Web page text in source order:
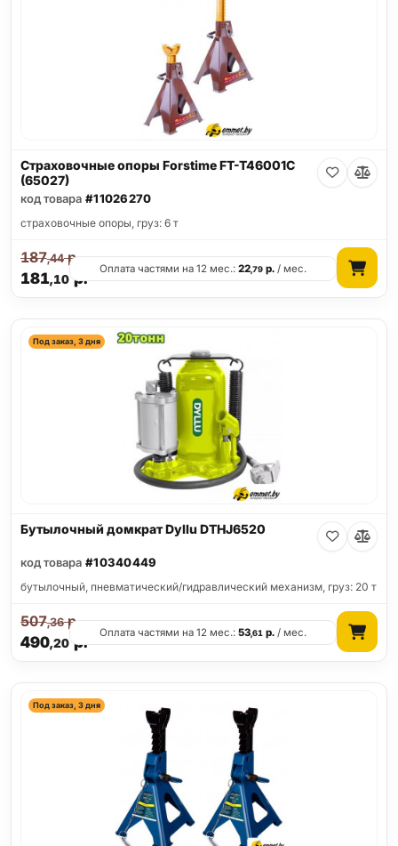
Страховочные опоры Forstime FT-T46001C
(65027)
код товара #11026270
страховочные опоры, груз: 6 т
181,10р.
187,44р.
Оплата частями на 12 мес.:22,79 р. / мес.
Под заказ, 3 дня
Бутылочный домкрат Dyllu DTHJ6520
код товара #10340449
бутылочный, пневматический/гидравлический механизм, груз: 20 т
490,20р.
507,36р.
Оплата частями на 12 мес.:53,61 р. / мес.
Под заказ, 3 дня